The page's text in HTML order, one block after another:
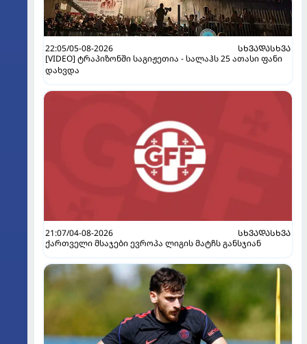
22:05/05-08-2026
ᲡᲮᲕᲐᲓᲐᲡᲮᲕᲐ
[VIDEO] ტრაპიზონში საგიჟეთია - სალაჰს 25 ათასი ფანი
დახვდა
21:07/04-08-2026
ᲡᲮᲕᲐᲓᲐᲡᲮᲕᲐ
ქართველი მსაჯები ევროპა ლიგის მატჩს განსჯიან